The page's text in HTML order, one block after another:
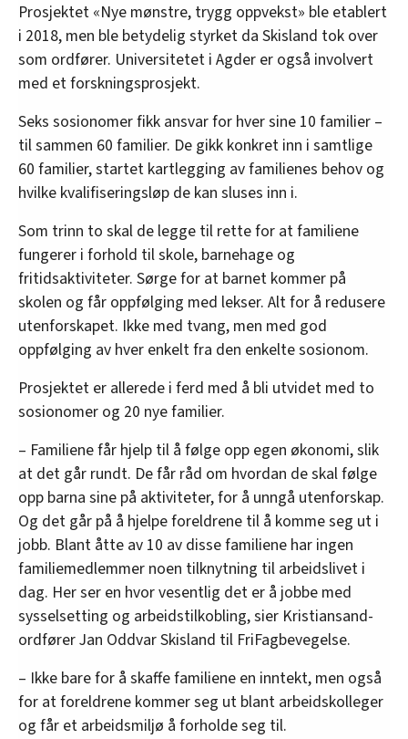
Prosjektet «Nye mønstre, trygg oppvekst» ble etablert
i 2018, men ble betydelig styrket da Skisland tok over
som ordfører. Universitetet i Agder er også involvert
med et forskningsprosjekt.
Seks sosionomer fikk ansvar for hver sine 10 familier –
til sammen 60 familier. De gikk konkret inn i samtlige
60 familier, startet kartlegging av familienes behov og
hvilke kvalifiseringsløp de kan sluses inn i.
Som trinn to skal de legge til rette for at familiene
fungerer i forhold til skole, barnehage og
fritidsaktiviteter. Sørge for at barnet kommer på
skolen og får oppfølging med lekser. Alt for å redusere
utenforskapet. Ikke med tvang, men med god
oppfølging av hver enkelt fra den enkelte sosionom.
Prosjektet er allerede i ferd med å bli utvidet med to
sosionomer og 20 nye familier.
– Familiene får hjelp til å følge opp egen økonomi, slik
at det går rundt. De får råd om hvordan de skal følge
opp barna sine på aktiviteter, for å unngå utenforskap.
Og det går på å hjelpe foreldrene til å komme seg ut i
jobb. Blant åtte av 10 av disse familiene har ingen
familiemedlemmer noen tilknytning til arbeidslivet i
dag. Her ser en hvor vesentlig det er å jobbe med
sysselsetting og arbeidstilkobling, sier Kristiansand-
ordfører Jan Oddvar Skisland til FriFagbevegelse.
– Ikke bare for å skaffe familiene en inntekt, men også
for at foreldrene kommer seg ut blant arbeidskolleger
og får et arbeidsmiljø å forholde seg til.